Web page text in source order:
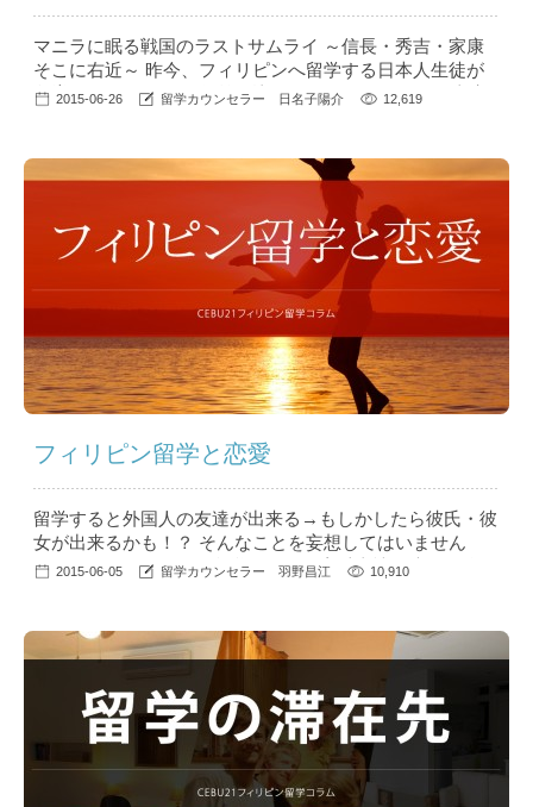
マニラに眠る戦国のラストサムライ ～信長・秀吉・家康
そこに右近～ 昨今、フィリピンへ留学する日本人生徒が
急増しています。 ５年前と比べるとフィリピンへの渡航
しかし今からちょうど400年前（1615) 、絶望と悲しみの
中、長崎の港からフィリピンのマニラに渡った戦国武将の
2015-06-26 留学カウンセラー 日名子陽介 12,619
フィリピン留学と恋愛
留学すると外国人の友達が出来る→もしかしたら彼氏・彼
女が出来るかも！？ そんなことを妄想してはいません
か？今回はフィリピン留学における恋愛事情、違う国籍の
フィリピン留学では韓国人・日本人があわせて8割、残り
の2割を台湾・中国・ベトナム・一部中東諸国・ロシアの
2015-06-05 留学カウンセラー 羽野昌江 10,910